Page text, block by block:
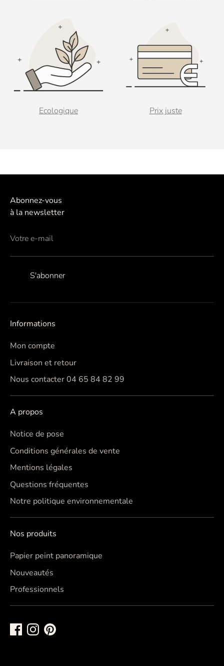
Ecologique Prix juste
Abonnez-vous
à la newsletter
Votre e-mail
S'abonner
Informations
Mon compte
Livraison et retour
Nous contacter 04 65 84 82 99
A propos
Notice de pose
Conditions générales de vente
Mentions légales
Questions fréquentes
Notre politique environnementale
Nos produits
Papier peint panoramique
Nouveautés
Professionnels